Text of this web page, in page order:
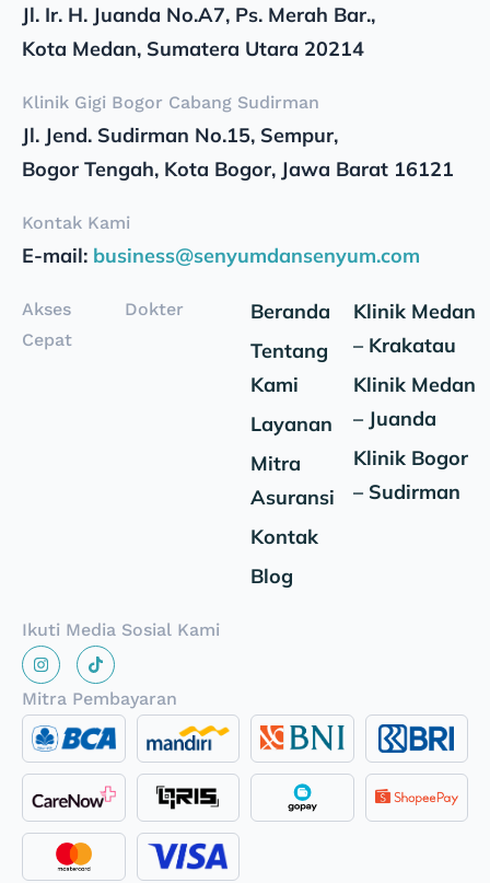
Jl. Ir. H. Juanda No.A7, Ps. Merah Bar.,
Kota Medan, Sumatera Utara 20214
Klinik Gigi Bogor Cabang Sudirman
Jl. Jend. Sudirman No.15, Sempur,
Bogor Tengah, Kota Bogor, Jawa Barat 16121
Kontak Kami
E-mail: business@senyumdansenyum.com
Akses
Cepat
Dokter
Beranda
Tentang
Kami
Layanan
Mitra
Asuransi
Kontak
Blog
Klinik Medan
– Krakatau
Klinik Medan
– Juanda
Klinik Bogor
– Sudirman
Ikuti Media Sosial Kami
Mitra Pembayaran